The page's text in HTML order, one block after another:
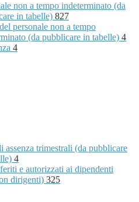
non a tempo indeterminato (da
in tabelle) 827
personale non a tempo
(da pubblicare in tabelle) 4
4
assenza trimestrali (da pubblicare
4
e autorizzati ai dipendenti
dirigenti) 325